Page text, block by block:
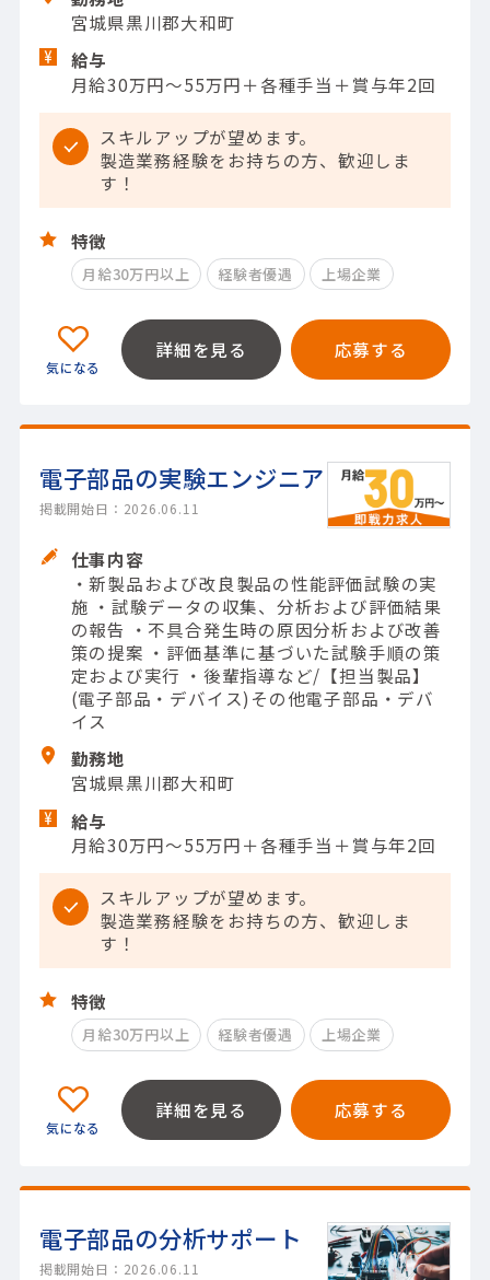
宮城県黒川郡大和町
給与
月給30万円～55万円＋各種手当＋賞与年2回
スキルアップが望めます。
製造業務経験をお持ちの方、歓迎しま
す！
特徴
月給30万円以上 経験者優遇 上場企業
詳細を見る 応募する
電子部品の実験エンジニア
掲載開始日：2026.06.11
仕事内容
・新製品および改良製品の性能評価試験の実
施 ・試験データの収集、分析および評価結果
の報告 ・不具合発生時の原因分析および改善
策の提案 ・評価基準に基づいた試験手順の策
定および実行 ・後輩指導など/【担当製品】
(電子部品・デバイス)その他電子部品・デバ
イス
勤務地
宮城県黒川郡大和町
給与
月給30万円～55万円＋各種手当＋賞与年2回
スキルアップが望めます。
製造業務経験をお持ちの方、歓迎しま
す！
特徴
月給30万円以上 経験者優遇 上場企業
詳細を見る 応募する
電子部品の分析サポート
掲載開始日：2026.06.11